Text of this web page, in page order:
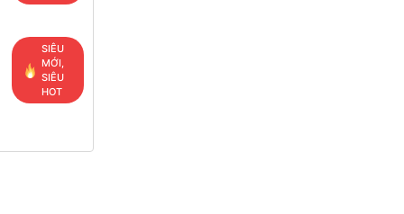
SIÊU
MỚI,
SIÊU
HOT